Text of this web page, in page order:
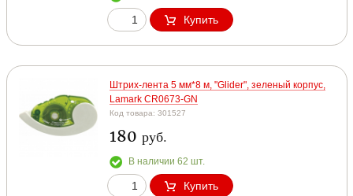
Купить
Штрих-лента 5 мм*8 м, "Glider", зеленый корпус,
Lamark CR0673-GN
Код товара: 301527
180 руб.
В наличии 62 шт.
Купить